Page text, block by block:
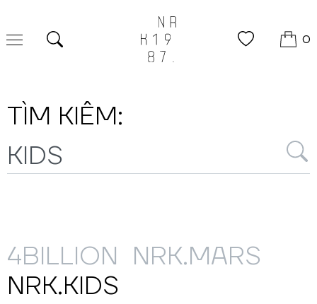
0
TÌM KIẾM:
4BILLION NRK.MARS
NRK.KIDS